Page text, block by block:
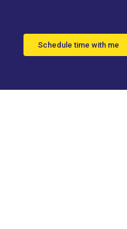
Schedule time with me
una